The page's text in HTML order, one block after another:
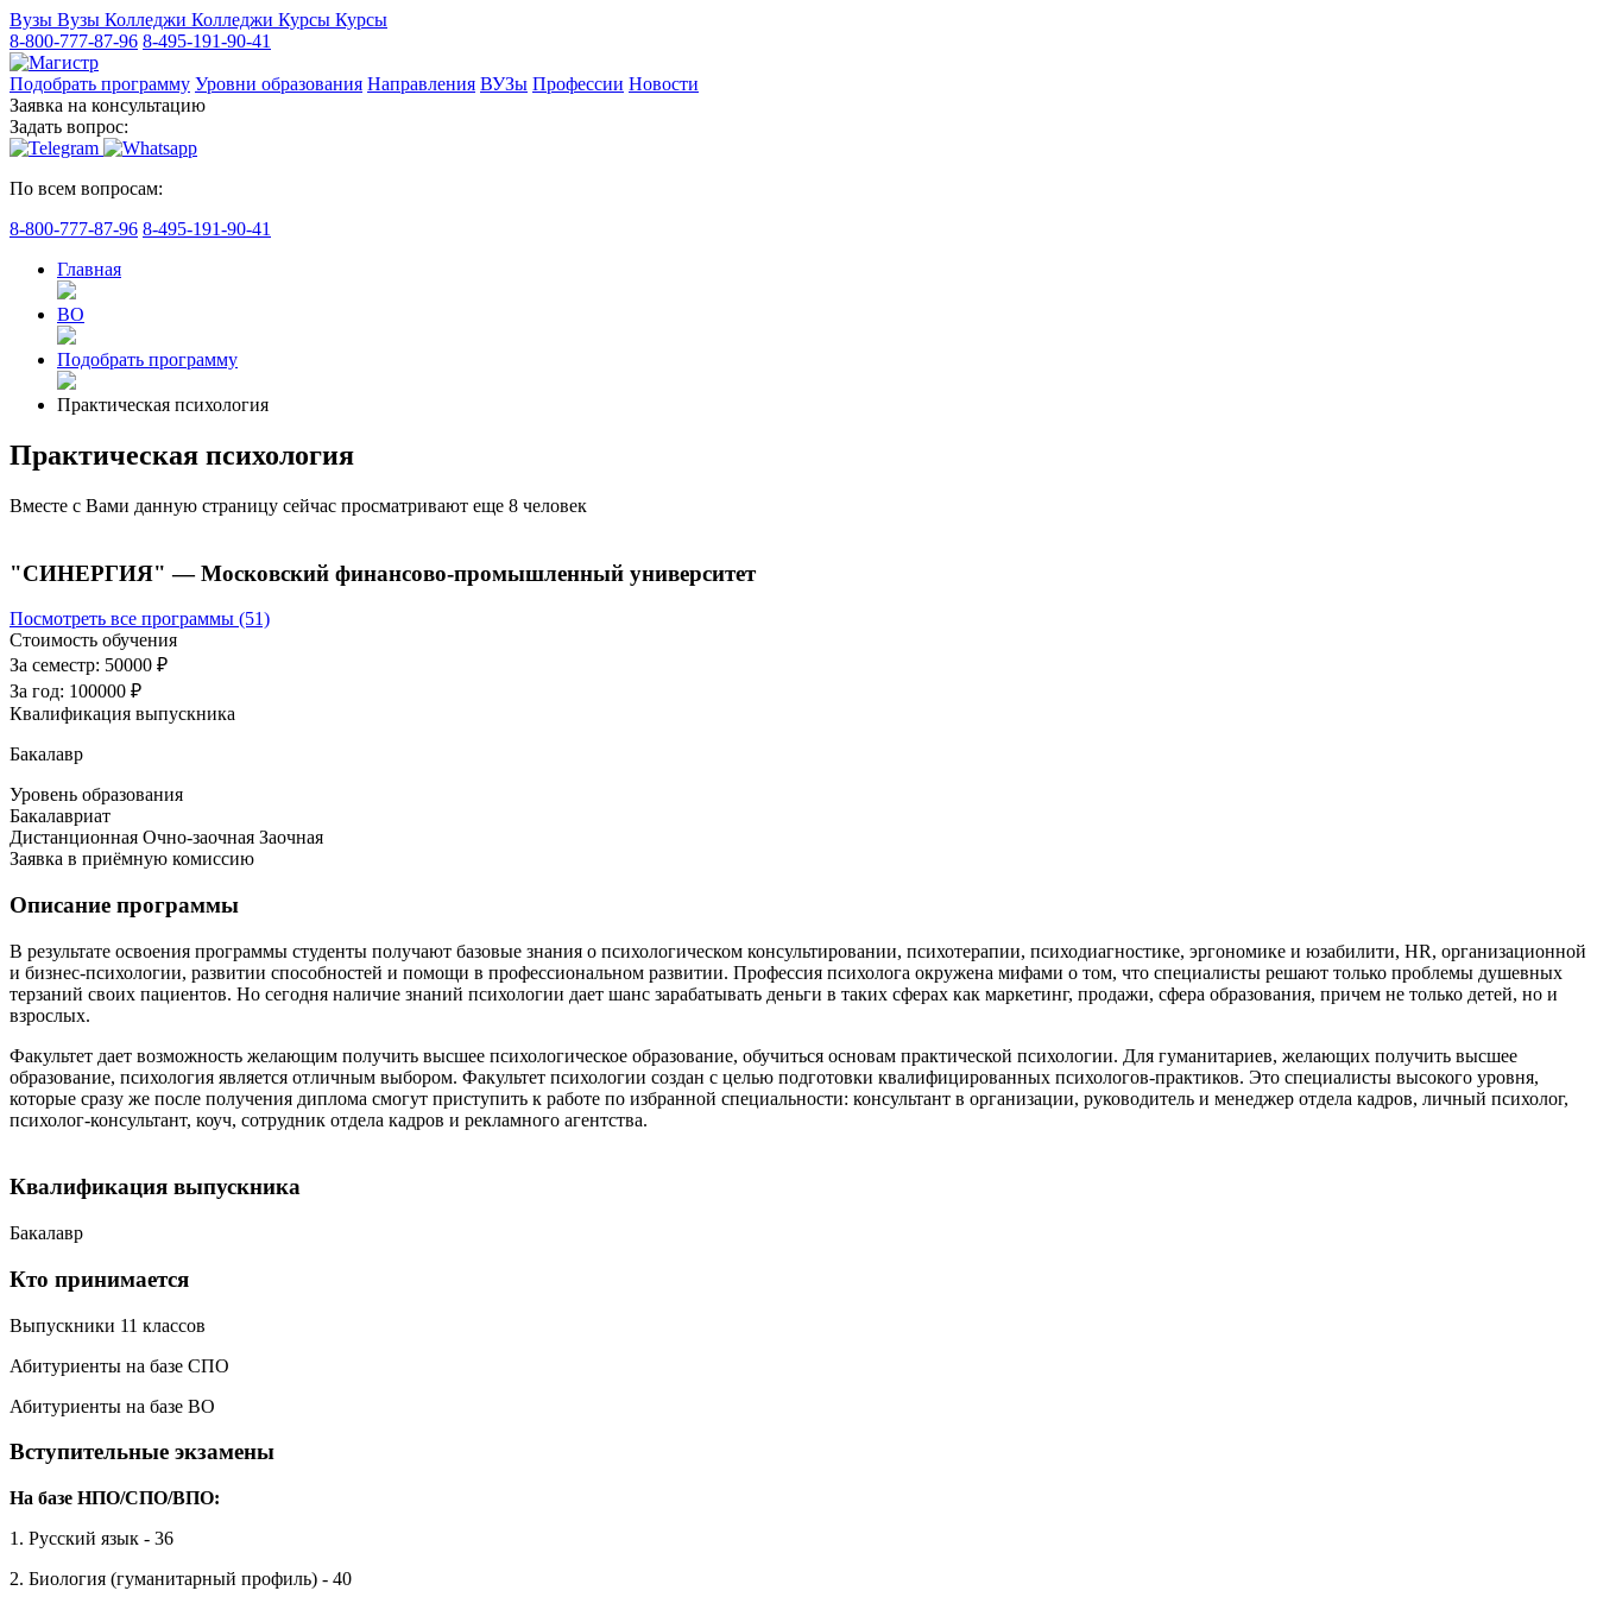
Вузы Вузы Колледжи Колледжи Курсы Курсы
8-800-777-87-96 8-495-191-90-41
Подобрать программу Уровни образования Направления ВУЗы Профессии Новости
Заявка на консультацию
Задать вопрос:
По всем вопросам:
8-800-777-87-96 8-495-191-90-41
Главная
ВО
Подобрать программу
Практическая психология
Практическая психология
Вместе с Вами данную страницу сейчас просматривают еще 8 человек
"СИНЕРГИЯ" — Московский финансово-промышленный университет
Посмотреть все программы (51)
Стоимость обучения
За семестр: 50000 ₽
За год: 100000 ₽
Квалификация выпускника
Бакалавр
Уровень образования
Бакалавриат
Дистанционная Очно-заочная Заочная
Заявка в приёмную комиссию
Описание программы
В результате освоения программы студенты получают базовые знания о психологическом консультировании, психотерапии, психодиагностике, эргономике и юзабилити, HR, организационной
и бизнес-психологии, развитии способностей и помощи в профессиональном развитии. Профессия психолога окружена мифами о том, что специалисты решают только проблемы душевных
терзаний своих пациентов. Но сегодня наличие знаний психологии дает шанс зарабатывать деньги в таких сферах как маркетинг, продажи, сфера образования, причем не только детей, но и
взрослых.
Факультет дает возможность желающим получить высшее психологическое образование, обучиться основам практической психологии. Для гуманитариев, желающих получить высшее
образование, психология является отличным выбором. Факультет психологии создан с целью подготовки квалифицированных психологов-практиков. Это специалисты высокого уровня,
которые сразу же после получения диплома смогут приступить к работе по избранной специальности: консультант в организации, руководитель и менеджер отдела кадров, личный психолог,
психолог-консультант, коуч, сотрудник отдела кадров и рекламного агентства.
Квалификация выпускника
Бакалавр
Кто принимается
Выпускники 11 классов
Абитуриенты на базе СПО
Абитуриенты на базе ВО
Вступительные экзамены
На базе НПО/СПО/ВПО:
1. Русский язык - 36
2. Биология (гуманитарный профиль) - 40